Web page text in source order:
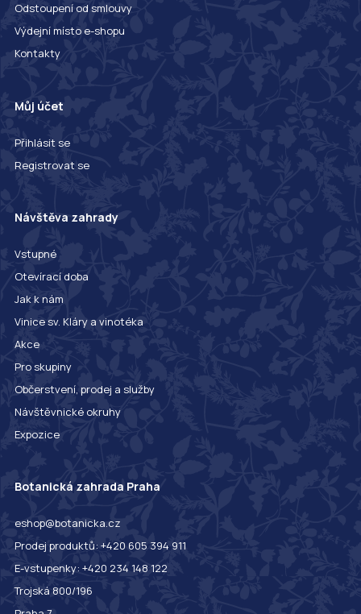
Odstoupení od smlouvy
Výdejní místo e-shopu
Kontakty
Můj účet
Přihlásit se
Registrovat se
Návštěva zahrady
Vstupné
Otevírací doba
Jak k nám
Vinice sv. Kláry a vinotéka
Akce
Pro skupiny
Občerstvení, prodej a služby
Návštěvnické okruhy
Expozice
Botanická zahrada Praha
eshop@botanicka.cz
Prodej produktů: +420 605 394 911
E-vstupenky: +420 234 148 122
Trojská 800/196